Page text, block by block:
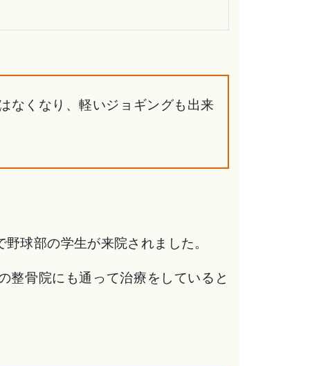
なくなり、軽いジョギングも出来
球部の学生が来院されました。
整骨院にも通って治療をしていると